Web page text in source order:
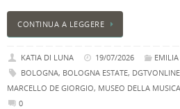
CONTINUA A LEGGERE
KATIA DI LUNA 19/07/2026
BOLOGNA, BOLOGNA ESTATE, DGTVONLINE
MARCELLO DE GIORGIO, MUSEO DELLA MUSICA
0